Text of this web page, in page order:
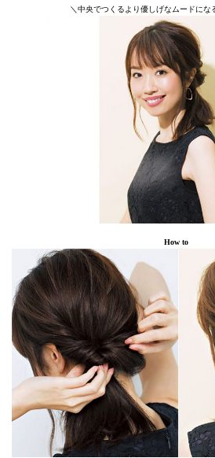
＼中央でつくるより優しげなムードにな
How to